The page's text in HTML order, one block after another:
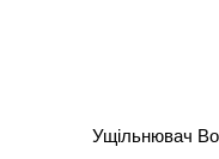
Ущільнювач